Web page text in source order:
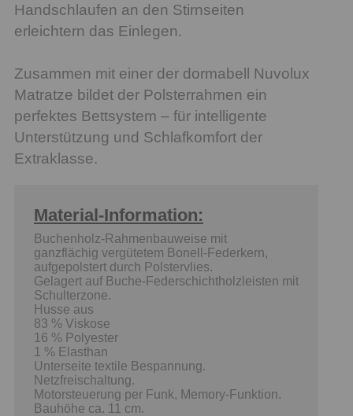
Handschlaufen an den Stirnseiten
erleichtern das Einlegen.
Zusammen mit einer der dormabell Nuvolux
Matratze bildet der Polsterrahmen ein
perfektes Bettsystem – für intelligente
Unterstützung und Schlafkomfort der
Extraklasse.
Material-Information:
Buchenholz-Rahmenbauweise mit
ganzflächig vergütetem Bonell-Federkern,
aufgepolstert durch Polstervlies.
Gelagert auf Buche-Federschichtholzleisten mit
Schulterzone.
Husse aus
83 % Viskose
16 % Polyester
1 % Elasthan
Unterseite textile Bespannung.
Netzfreischaltung.
Motorsteuerung per Funk, Memory-Funktion.
Bauhöhe ca. 11 cm.